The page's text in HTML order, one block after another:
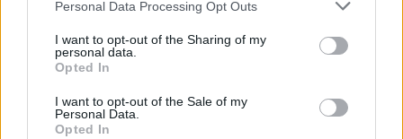
Personal Data Processing Opt Outs
I want to opt-out of the Sharing of my
personal data.
Opted In
I want to opt-out of the Sale of my
Personal Data.
Opted In
nebudou tolerovány.
Luboš Pavlovič: Veřejnost může do poloviny srpna
připomínkovat plavební kanál u Přelouče
3.8.2026
Diskuse: 16